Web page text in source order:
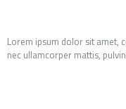
Lorem ipsum dolor sit amet,
nec ullamcorper mattis,